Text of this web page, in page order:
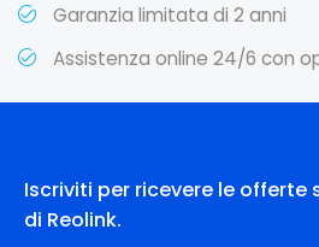
Garanzia limitata di 2 anni
Assistenza online 24/6 con
Iscriviti per ricevere le offerte
di Reolink.